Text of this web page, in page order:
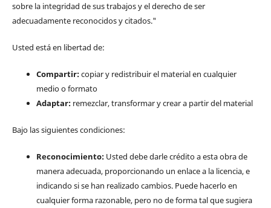
sobre la integridad de sus trabajos y el derecho de ser
adecuadamente reconocidos y citados."
Usted está en libertad de:
Compartir:copiar y redistribuir el material en cualquier
medio o formato
Adaptar:remezclar, transformar y crear a partir del material
Bajo las siguientes condiciones:
Reconocimiento:Usted debe darle crédito a esta obra de
manera adecuada, proporcionando un enlace a la licencia, e
indicando si se han realizado cambios. Puede hacerlo en
cualquier forma razonable, pero no de forma tal que sugiera